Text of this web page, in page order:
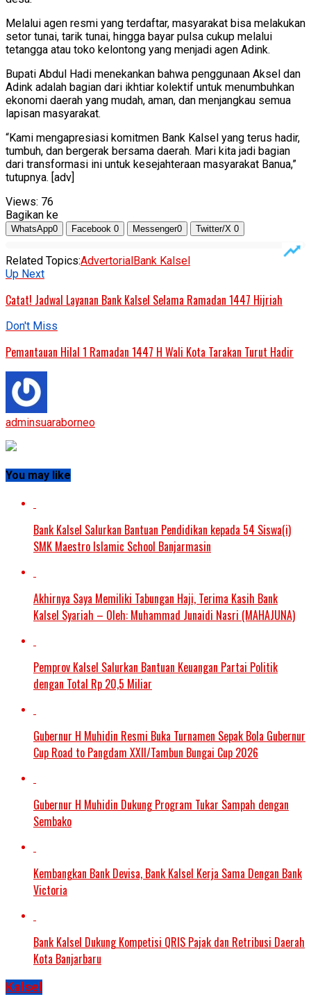
Melalui agen resmi yang terdaftar, masyarakat bisa melakukan
setor tunai, tarik tunai, hingga bayar pulsa cukup melalui
tetangga atau toko kelontong yang menjadi agen Adink.
Bupati Abdul Hadi menekankan bahwa penggunaan Aksel dan
Adink adalah bagian dari ikhtiar kolektif untuk menumbuhkan
ekonomi daerah yang mudah, aman, dan menjangkau semua
lapisan masyarakat.
“Kami mengapresiasi komitmen Bank Kalsel yang terus hadir,
tumbuh, dan bergerak bersama daerah. Mari kita jadi bagian
dari transformasi ini untuk kesejahteraan masyarakat Banua,”
tutupnya. [adv]
Views: 76
Bagikan ke
WhatsApp0 Facebook 0 Messenger0 Twitter/X 0
Related Topics:AdvertorialBank Kalsel
Up Next
Catat! Jadwal Layanan Bank Kalsel Selama Ramadan 1447 Hijriah
Don't Miss
Pemantauan Hilal 1 Ramadan 1447 H Wali Kota Tarakan Turut Hadir
adminsuaraborneo
You may like
Bank Kalsel Salurkan Bantuan Pendidikan kepada 54 Siswa(i)
SMK Maestro Islamic School Banjarmasin
Akhirnya Saya Memiliki Tabungan Haji, Terima Kasih Bank
Kalsel Syariah – Oleh: Muhammad Junaidi Nasri (MAHAJUNA)
Pemprov Kalsel Salurkan Bantuan Keuangan Partai Politik
dengan Total Rp 20,5 Miliar
Gubernur H Muhidin Resmi Buka Turnamen Sepak Bola Gubernur
Cup Road to Pangdam XXII/Tambun Bungai Cup 2026
Gubernur H Muhidin Dukung Program Tukar Sampah dengan
Sembako
Kembangkan Bank Devisa, Bank Kalsel Kerja Sama Dengan Bank
Victoria
Bank Kalsel Dukung Kompetisi QRIS Pajak dan Retribusi Daerah
Kota Banjarbaru
Kalsel